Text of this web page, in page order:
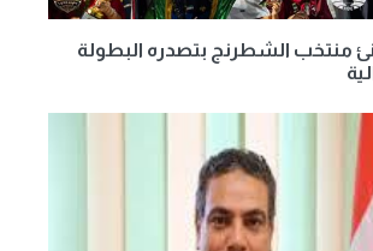
منتخب الشطرنج بتصدره البطولة